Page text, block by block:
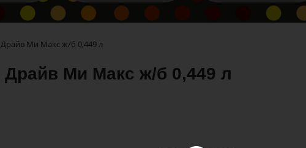
Драйв Ми Макс ж/б 0,449 л
Драйв Ми Макс ж/б 0,449 л